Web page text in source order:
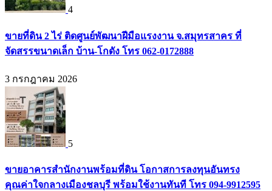
4
ขายที่ดิน 2 ไร่ ติดศูนย์พัฒนาฝีมือแรงงาน จ.สมุทรสาคร ที่
จัดสรรขนาดเล็ก บ้าน-โกดัง โทร 062-0172888
3 กรกฎาคม 2026
5
ขายอาคารสำนักงานพร้อมที่ดิน โอกาสการลงทุนอันทรง
คุณค่าใจกลางเมืองชลบุรี พร้อมใช้งานทันที โทร 094-9912595